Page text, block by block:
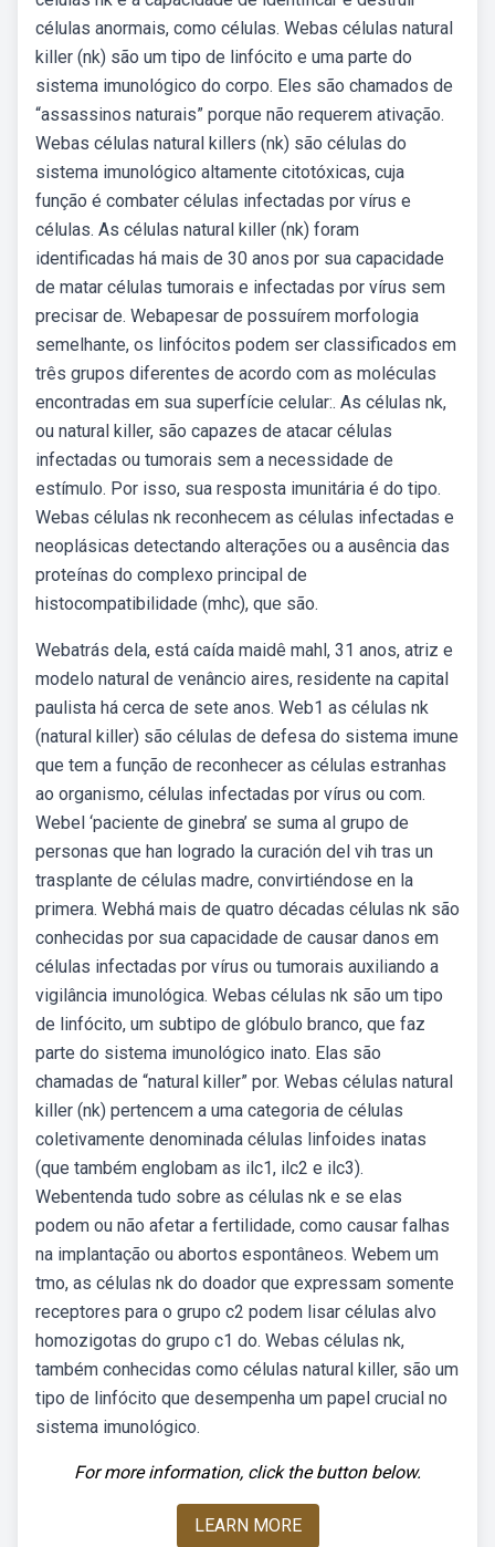
células anormais, como células. Webas células natural
killer (nk) são um tipo de linfócito e uma parte do
sistema imunológico do corpo. Eles são chamados de
“assassinos naturais” porque não requerem ativação.
Webas células natural killers (nk) são células do
sistema imunológico altamente citotóxicas, cuja
função é combater células infectadas por vírus e
células. As células natural killer (nk) foram
identificadas há mais de 30 anos por sua capacidade
de matar células tumorais e infectadas por vírus sem
precisar de. Webapesar de possuírem morfologia
semelhante, os linfócitos podem ser classificados em
três grupos diferentes de acordo com as moléculas
encontradas em sua superfície celular:. As células nk,
ou natural killer, são capazes de atacar células
infectadas ou tumorais sem a necessidade de
estímulo. Por isso, sua resposta imunitária é do tipo.
Webas células nk reconhecem as células infectadas e
neoplásicas detectando alterações ou a ausência das
proteínas do complexo principal de
histocompatibilidade (mhc), que são.
Webatrás dela, está caída maidê mahl, 31 anos, atriz e
modelo natural de venâncio aires, residente na capital
paulista há cerca de sete anos. Web1 as células nk
(natural killer) são células de defesa do sistema imune
que tem a função de reconhecer as células estranhas
ao organismo, células infectadas por vírus ou com.
Webel ‘paciente de ginebra’ se suma al grupo de
personas que han logrado la curación del vih tras un
trasplante de células madre, convirtiéndose en la
primera. Webhá mais de quatro décadas células nk são
conhecidas por sua capacidade de causar danos em
células infectadas por vírus ou tumorais auxiliando a
vigilância imunológica. Webas células nk são um tipo
de linfócito, um subtipo de glóbulo branco, que faz
parte do sistema imunológico inato. Elas são
chamadas de “natural killer” por. Webas células natural
killer (nk) pertencem a uma categoria de células
coletivamente denominada células linfoides inatas
(que também englobam as ilc1, ilc2 e ilc3).
Webentenda tudo sobre as células nk e se elas
podem ou não afetar a fertilidade, como causar falhas
na implantação ou abortos espontâneos. Webem um
tmo, as células nk do doador que expressam somente
receptores para o grupo c2 podem lisar células alvo
homozigotas do grupo c1 do. Webas células nk,
também conhecidas como células natural killer, são um
tipo de linfócito que desempenha um papel crucial no
sistema imunológico.
For more information, click the button below.
LEARN MORE